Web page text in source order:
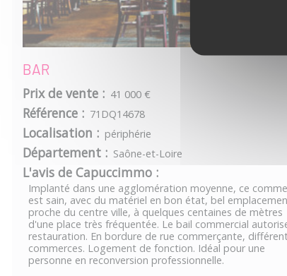
BAR
Prix de vente : 41 000 €
Référence : 71DQ14678
Localisation : périphérie
Département : Saône-et-Loire
L'avis de Capuccimmo :
Implanté dans une agglomération moyenne, ce
est sain, avec du matériel en bon état, bel
proche du centre ville, à quelques centaines de mètres
d'une place très fréquentée. Le bail commercial
restauration. En bordure de rue commerçante,
commerces. Logement de fonction. Idéal pour une
personne en reconversion professionnelle.